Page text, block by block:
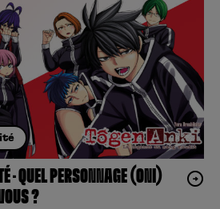
– QUEL PERSONNAGE (ONI)
?